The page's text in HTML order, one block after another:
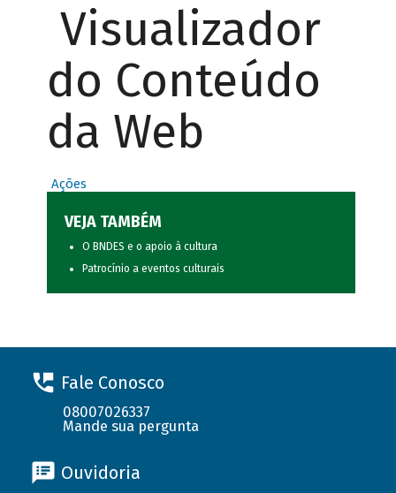
Visualizador
do Conteúdo
da Web
Ações
VEJA TAMBÉM
O BNDES e o apoio à cultura
Patrocínio a eventos culturais
Fale Conosco
08007026337
Mande sua pergunta
Ouvidoria